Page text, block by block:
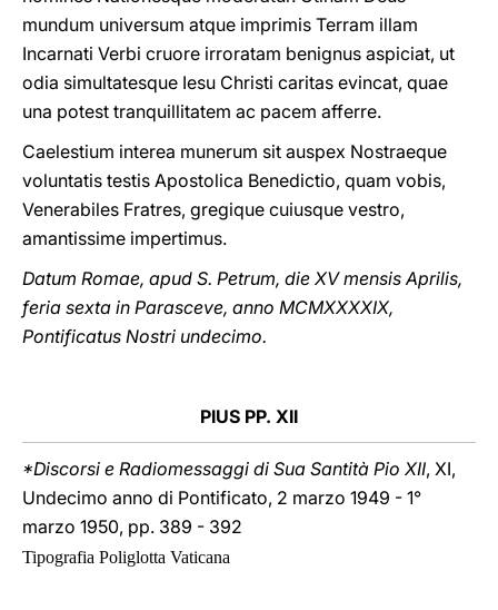
mundum universum atque imprimis Terram illam
Incarnati Verbi cruore irroratam benignus aspiciat, ut
odia simultatesque Iesu Christi caritas evincat, quae
una potest tranquillitatem ac pacem afferre.
Caelestium interea munerum sit auspex Nostraeque
voluntatis testis Apostolica Benedictio, quam vobis,
Venerabiles Fratres, gregique cuiusque vestro,
amantissime impertimus.
Datum Romae, apud S. Petrum, die XV mensis Aprilis,
feria sexta in Parasceve, anno MCMXXXXIX,
Pontificatus Nostri undecimo.
PIUS PP. XII
*Discorsi e Radiomessaggi di Sua Santità Pio XII, XI,
Undecimo anno di Pontificato, 2 marzo 1949 - 1°
marzo 1950, pp. 389 - 392
Tipografia Poliglotta Vaticana